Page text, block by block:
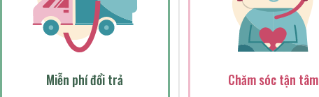
Miễn phí đổi trả Chăm sóc tận tâm